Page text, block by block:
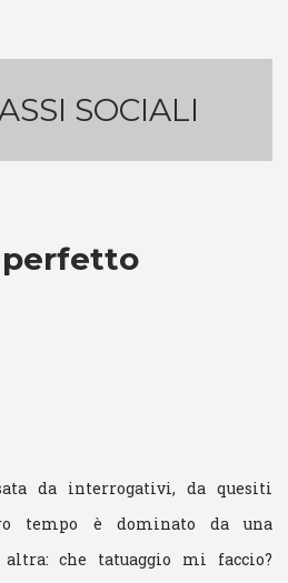
SOCIALI
da interrogativi, da quesiti
tempo è dominato da una
che tatuaggio mi faccio?